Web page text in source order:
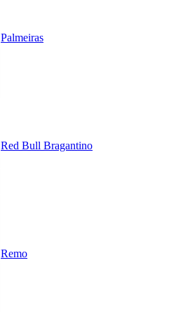
Palmeiras
Red Bull Bragantino
Remo